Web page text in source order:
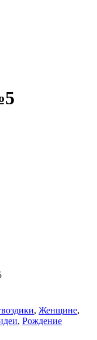
, Женщине,
, Рождение